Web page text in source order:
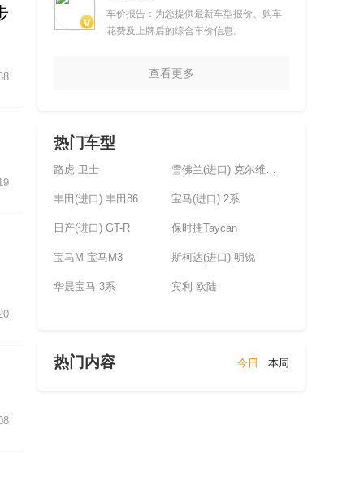
车价报告：为您提供最新车型报价、购车
花费及上牌后的综合车价信息。
查看更多
热门车型
路虎 卫士 雪佛兰(进口) 克尔维特(未上市)
丰田(进口) 丰田86 宝马(进口) 2系
日产(进口) GT-R 保时捷Taycan
宝马M 宝马M3 斯柯达(进口) 明锐
华晨宝马 3系 宾利 欧陆
热门内容 今日 本周